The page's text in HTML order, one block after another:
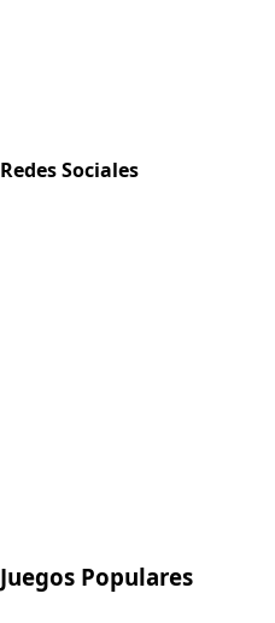
Redes Sociales
Juegos Populares